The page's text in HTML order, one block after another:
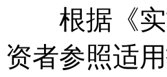
根据《实
资者参照适